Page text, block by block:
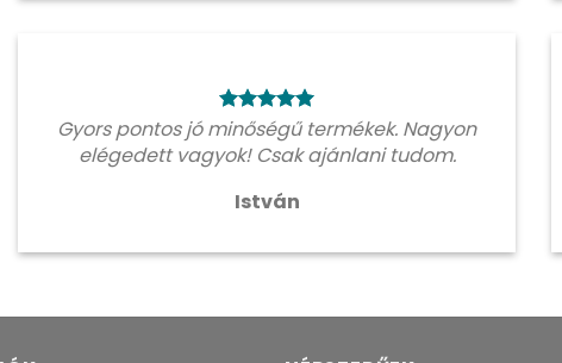
Gyors pontos jó minőségű termékek. Nagyon
elégedett vagyok! Csak ajánlani tudom.
István